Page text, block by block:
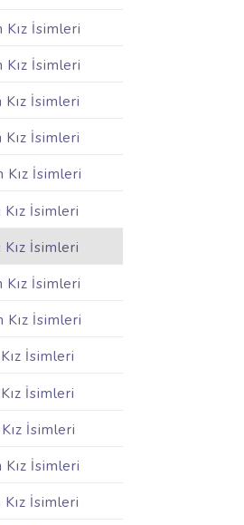
İsimleri
İsimleri
İsimleri
İsimleri
İsimleri
İsimleri
İsimleri
İsimleri
İsimleri
İsimleri
İsimleri
İsimleri
İsimleri
İsimleri